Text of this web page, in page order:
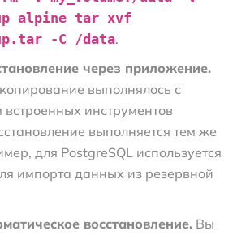
alpine tar xvf
-C /data.
через приложение.
выполнялось с
инструментов
выполняется тем же
для PostgreSQL используется
импорта данных из резервной
восстановление. Вы